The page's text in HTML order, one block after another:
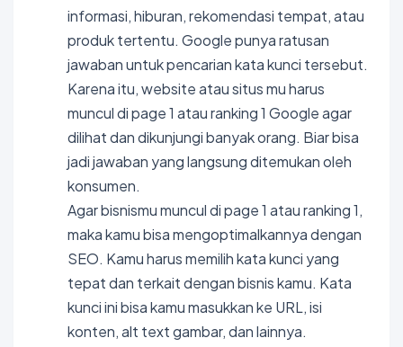
informasi, hiburan, rekomendasi tempat, atau
produk tertentu. Google punya ratusan
jawaban untuk pencarian kata kunci tersebut.
Karena itu, website atau situs mu harus
muncul di page 1 atau ranking 1 Google agar
dilihat dan dikunjungi banyak orang. Biar bisa
jadi jawaban yang langsung ditemukan oleh
konsumen.
Agar bisnismu muncul di page 1 atau ranking 1,
maka kamu bisa mengoptimalkannya dengan
SEO. Kamu harus memilih kata kunci yang
tepat dan terkait dengan bisnis kamu. Kata
kunci ini bisa kamu masukkan ke URL, isi
konten, alt text gambar, dan lainnya.